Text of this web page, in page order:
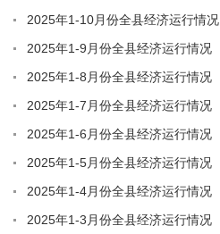
2025年1-10月份全县经济运行情况
2025年1-9月份全县经济运行情况
2025年1-8月份全县经济运行情况
2025年1-7月份全县经济运行情况
2025年1-6月份全县经济运行情况
2025年1-5月份全县经济运行情况
2025年1-4月份全县经济运行情况
2025年1-3月份全县经济运行情况